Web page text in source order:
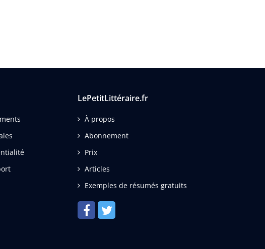
LePetitLittéraire.fr
À propos
Abonnement
Prix
Articles
Exemples de résumés gratuits